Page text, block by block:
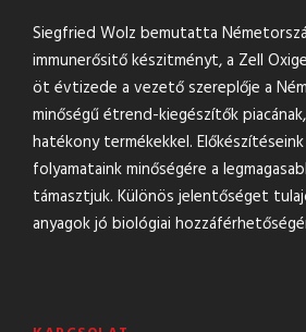
Siegfried Wolz bemutatta
immunerősitő készitményt, a Zell
öt évtizede a vezető szereplője a
minőségű étrend-kiegészítők
hatékony termékekkel.
folyamataink minőségére a
támasztjuk. Különös jelentőséget
anyagok jó biológiai